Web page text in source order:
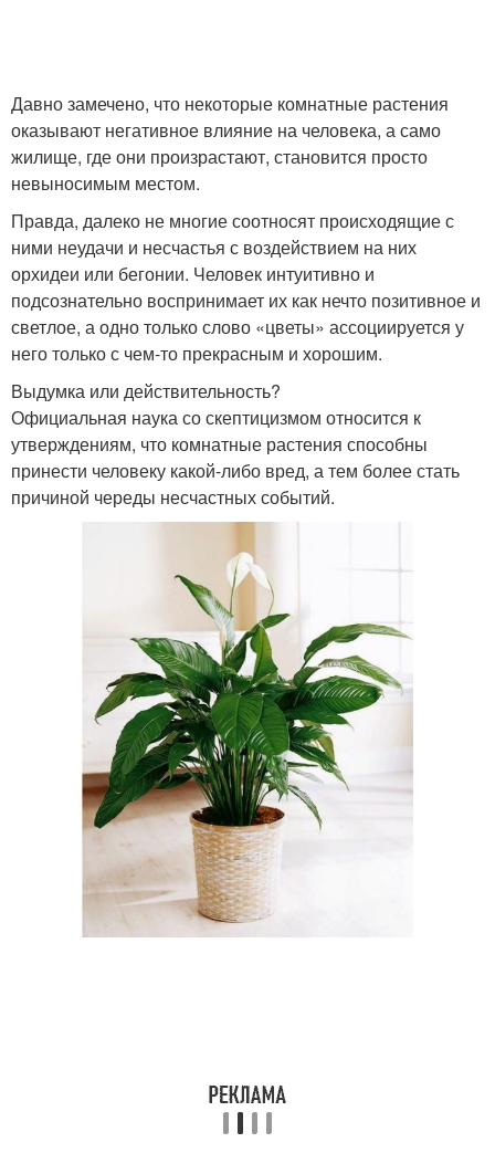
Давно замечено, что некоторые комнатные растения
оказывают негативное влияние на человека, а само
жилище, где они произрастают, становится просто
невыносимым местом.
Правда, далеко не многие соотносят происходящие с
ними неудачи и несчастья с воздействием на них
орхидеи или бегонии. Человек интуитивно и
подсознательно воспринимает их как нечто позитивное и
светлое, а одно только слово «цветы» ассоциируется у
него только с чем-то прекрасным и хорошим.
Выдумка или действительность?
Официальная наука со скептицизмом относится к
утверждениям, что комнатные растения способны
принести человеку какой-либо вред, а тем более стать
причиной череды несчастных событий.